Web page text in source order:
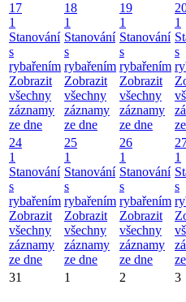
17
1
Stanování
s
rybařením
Zobrazit
všechny
záznamy
ze dne
18
1
Stanování
s
rybařením
Zobrazit
všechny
záznamy
ze dne
19
1
Stanování
s
rybařením
Zobrazit
všechny
záznamy
ze dne
1
s
24
1
Stanování
s
rybařením
Zobrazit
všechny
záznamy
ze dne
25
1
Stanování
s
rybařením
Zobrazit
všechny
záznamy
ze dne
26
1
Stanování
s
rybařením
Zobrazit
všechny
záznamy
ze dne
1
s
31 1 2 3